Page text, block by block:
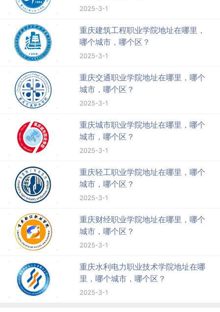
2025-3-1
重庆建筑工程职业学院地址在哪里，
哪个城市，哪个区？
2025-3-1
重庆交通职业学院地址在哪里，哪个
城市，哪个区？
2025-3-1
重庆城市职业学院地址在哪里，哪个
城市，哪个区？
2025-3-1
重庆轻工职业学院地址在哪里，哪个
城市，哪个区？
2025-3-1
重庆财经职业学院地址在哪里，哪个
城市，哪个区？
2025-3-1
重庆水利电力职业技术学院地址在哪
里，哪个城市，哪个区？
2025-3-1